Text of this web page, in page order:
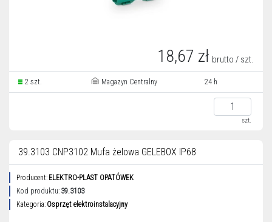
18,67 zł brutto / szt.
2 szt. Magazyn Centralny 24 h
szt.
39.3103 CNP3102 Mufa żelowa GELEBOX IP68
Producent: ELEKTRO-PLAST OPATÓWEK
Kod produktu: 39.3103
Kategoria: Osprzęt elektroinstalacyjny